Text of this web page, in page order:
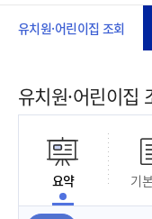
유치원·어린이집 조회
유치원·어린이집
요약 기